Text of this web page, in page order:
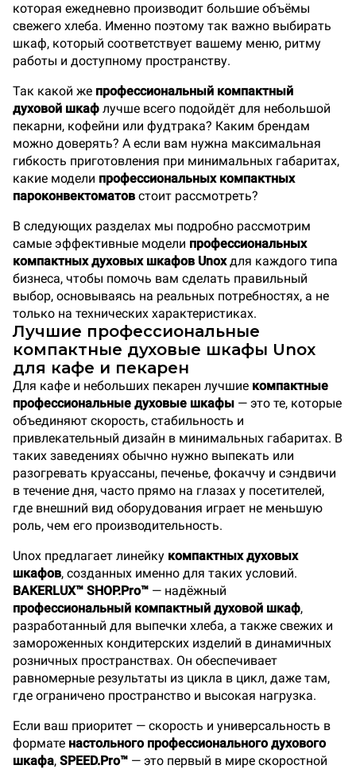
которая ежедневно производит большие объёмы
свежего хлеба. Именно поэтому так важно выбирать
шкаф, который соответствует вашему меню, ритму
работы и доступному пространству.
Так какой же профессиональный компактный
духовой шкаф лучше всего подойдёт для небольшой
пекарни, кофейни или фудтрака? Каким брендам
можно доверять? А если вам нужна максимальная
гибкость приготовления при минимальных габаритах,
какие модели профессиональных компактных
пароконвектоматов стоит рассмотреть?
В следующих разделах мы подробно рассмотрим
самые эффективные модели профессиональных
компактных духовых шкафов Unoxдля каждого типа
бизнеса, чтобы помочь вам сделать правильный
выбор, основываясь на реальных потребностях, а не
только на технических характеристиках.
Лучшие профессиональные
компактные духовые шкафы Unox
для кафе и пекарен
Для кафе и небольших пекарен лучшие компактные
профессиональные духовые шкафы — это те, которые
объединяют скорость, стабильность и
привлекательный дизайн в минимальных габаритах. В
таких заведениях обычно нужно выпекать или
разогревать круассаны, печенье, фокаччу и сэндвичи
в течение дня, часто прямо на глазах у посетителей,
где внешний вид оборудования играет не меньшую
роль, чем его производительность.
Unox предлагает линейку компактных духовых
шкафов, созданных именно для таких условий.
BAKERLUX™ SHOP.Pro™ — надёжный
профессиональный компактный духовой шкаф,
разработанный для выпечки хлеба, а также свежих и
замороженных кондитерских изделий в динамичных
розничных пространствах. Он обеспечивает
равномерные результаты из цикла в цикл, даже там,
где ограничено пространство и высокая нагрузка.
Если ваш приоритет — скорость и универсальность в
формате настольного профессионального духового
шкафа, SPEED.Pro™ — это первый в мире скоростной